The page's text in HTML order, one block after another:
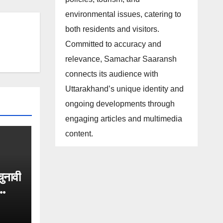
environmental issues, catering to
both residents and visitors.
Committed to accuracy and
relevance, Samachar Saaransh
connects its audience with
Uttarakhand’s unique identity and
ongoing developments through
engaging articles and multimedia
content.